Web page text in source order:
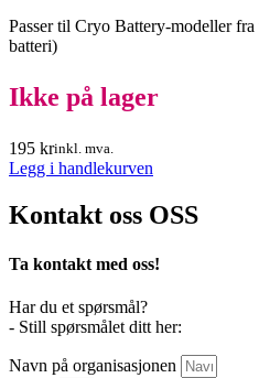
Passer til Cryo Battery-modeller
batteri)
Ikke på lager
195 krinkl. mva.
Legg i handlekurven
Kontakt oss OSS
Ta kontakt med oss!
Har du et spørsmål?
- Still spørsmålet ditt her:
Navn på organisasjonen